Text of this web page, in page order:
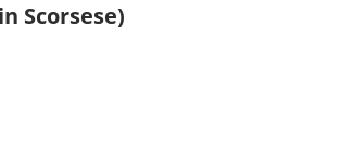
Scorsese)